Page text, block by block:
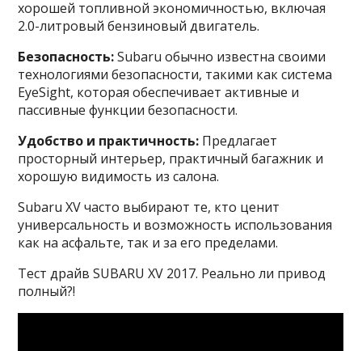
хорошей топливной экономичностью, включая
2.0-литровый бензиновый двигатель.
Безопасность:Subaru обычно известна своими
технологиями безопасности, такими как система
EyeSight, которая обеспечивает активные и
пассивные функции безопасности.
Удобство и практичность: Предлагает
просторный интерьер, практичный багажник и
хорошую видимость из салона.
Subaru XV часто выбирают те, кто ценит
универсальность и возможность использования
как на асфальте, так и за его пределами.
Тест драйв SUBARU XV 2017. Реально ли привод
полный?!